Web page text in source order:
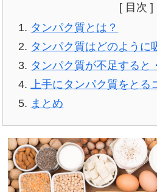
[ 目次 ]
タンパク質とは？
タンパク質はどのように
タンパク質が不足すると
上手にタンパク質をとる
まとめ